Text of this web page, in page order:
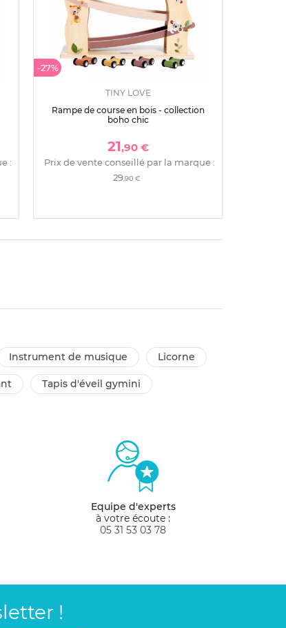
:
-27%
TINY LOVE
Rampe de course en bois - collection
boho chic
21,90 €
Prix de vente conseillé par la marque :
29,90 €
instrument de musique licorne
tapis d'éveil gymini
Equipe d'experts
à votre écoute :
05 31 53 03 78
!